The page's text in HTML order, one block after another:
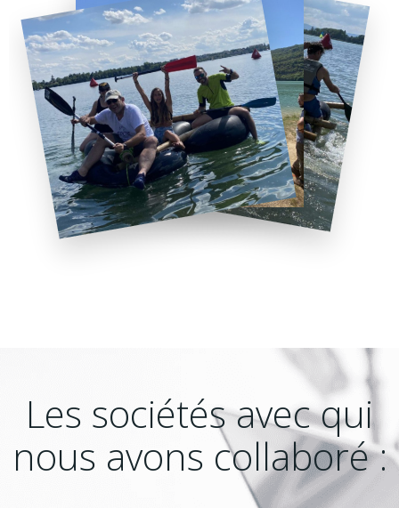
Les sociétés avec qui
nous avons collaboré :